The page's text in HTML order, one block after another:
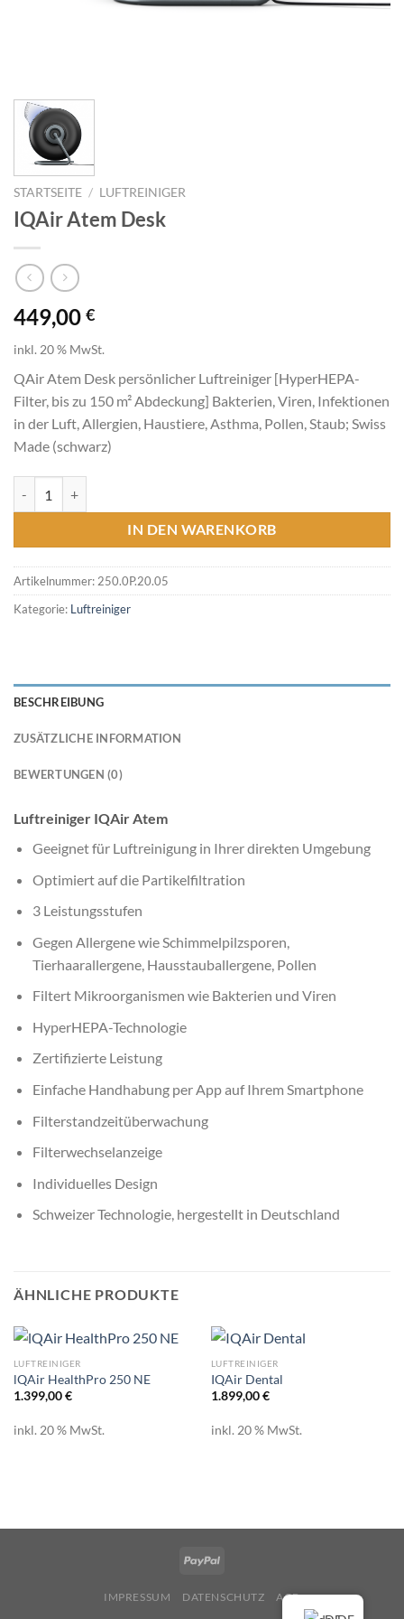
STARTSEITE / LUFTREINIGER
IQAir Atem Desk
449,00 €
inkl. 20 % MwSt.
QAir Atem Desk persönlicher Luftreiniger [HyperHEPA-
Filter, bis zu 150 m² Abdeckung] Bakterien, Viren, Infektionen
in der Luft, Allergien, Haustiere, Asthma, Pollen, Staub; Swiss
Made (schwarz)
IN DEN WARENKORB
Artikelnummer: 250.0P.20.05
Kategorie: Luftreiniger
BESCHREIBUNG
ZUSÄTZLICHE INFORMATION
BEWERTUNGEN (0)
Luftreiniger IQAir Atem
Geeignet für Luftreinigung in Ihrer direkten Umgebung
Optimiert auf die Partikelfiltration
3 Leistungsstufen
Gegen Allergene wie Schimmelpilzsporen,
Tierhaarallergene, Hausstauballergene, Pollen
Filtert Mikroorganismen wie Bakterien und Viren
HyperHEPA-Technologie
Zertifizierte Leistung
Einfache Handhabung per App auf Ihrem Smartphone
Filterstandzeitüberwachung
Filterwechselanzeige
Individuelles Design
Schweizer Technologie, hergestellt in Deutschland
ÄHNLICHE PRODUKTE
LUFTREINIGER
lQAir HealthPro 250 NE
1.399,00€
inkl. 20 % MwSt.
LUFTREINIGER
IQAir Dental
1.899,00€
inkl. 20 % MwSt.
IMPRESSUM DATENSCHUTZ AGB